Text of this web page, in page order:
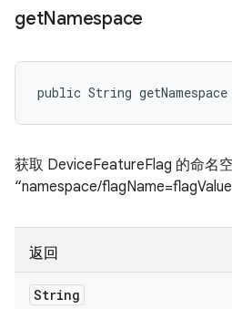
getNamespace
public String
获取 DeviceFeatureFlag 的命名
“namespace/
返回
String